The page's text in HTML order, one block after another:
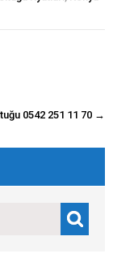
0542 251 11 70 →